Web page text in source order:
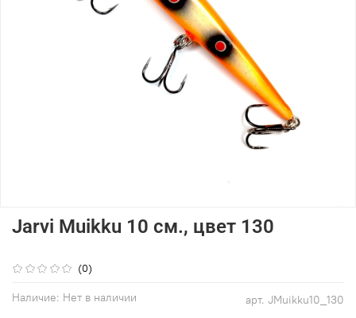
(0)
арт. JMuikku10_130
Наличие: Нет в наличии
Jarvi Muikku 10 см., цвет 130